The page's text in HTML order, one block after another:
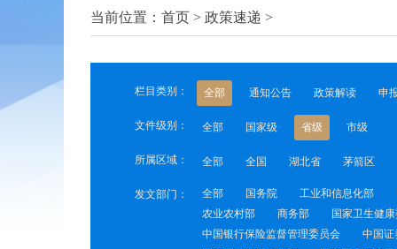
当前位置：首页 > 政策速递 >
栏目类别： 全部 通知公告 政策解读 申
文件级别： 全部 国家级 省级 市级
所属区域： 全部 全国 湖北省 茅箭区
发文部门： 全部 国务院 工业和信息化部
农业农村部
商务部 国家卫生健
中国银行保险监督管理委员会
中国证